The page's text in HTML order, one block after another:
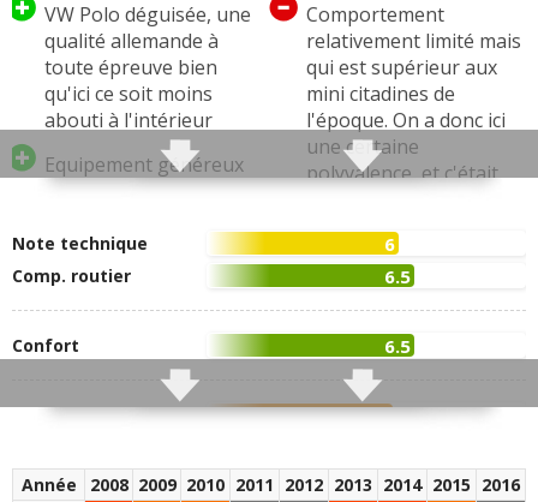
VW Polo déguisée, une
qualité allemande à
toute épreuve bien
qu'ici ce soit moins
abouti à l'intérieur
Equipement généreux
(plus que chez VW)
Prix intéressant
Qualité de finition
correcte
Toutes les autres qualités
SKODA Fabia signalées
Comportement
relativement limité mais
qui est supérieur aux
mini citadines de
l'époque. On a donc ici
une certaine
polyvalence, et c'était
l'ère des citadines
polyvalentes
Tous les autres défauts
SKODA Fabia signalés
Note technique 6
Comp. routier 6.5
Confort 6.5
Finition 5.8
Année 2008 2009 2010 2011 2012 2013 2014 2015 2016